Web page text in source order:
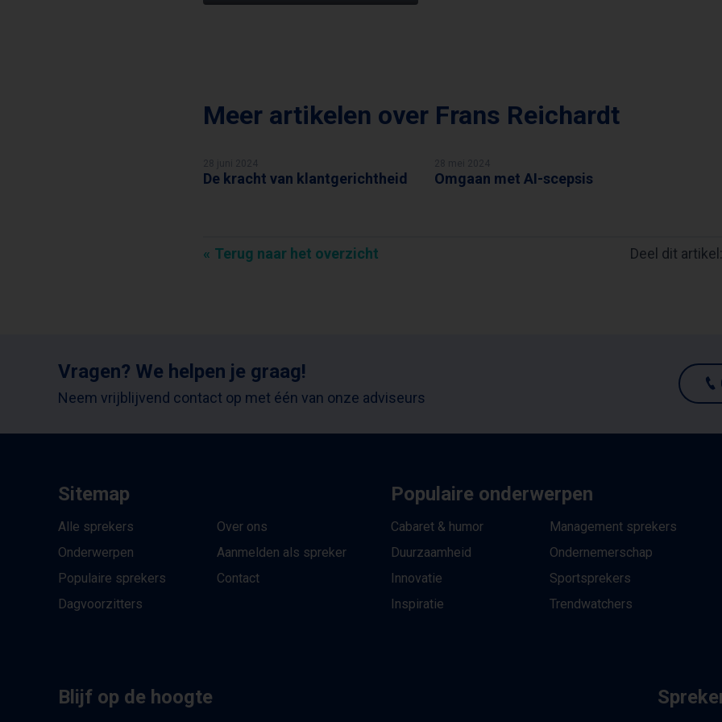
Meer artikelen over Frans Reichardt
FRANS REICHARDT
De kracht van klantgerichtheid FRANS REICHARDT
Omgaan met AI-scepsis
Terug naar het overzicht Deel dit artikel:
Vragen? We helpen je graag!
Neem vrijblijvend contact op met één van onze adviseurs
Sitemap
Alle sprekers
Onderwerpen
Populaire sprekers
Dagvoorzitters
Over ons
Aanmelden als spreker
Contact
Populaire onderwerpen
Cabaret & humor
Duurzaamheid
Innovatie
Inspiratie
Management sprekers
Ondernemerschap
Sportsprekers
Trendwatchers
Blijf op de hoogte